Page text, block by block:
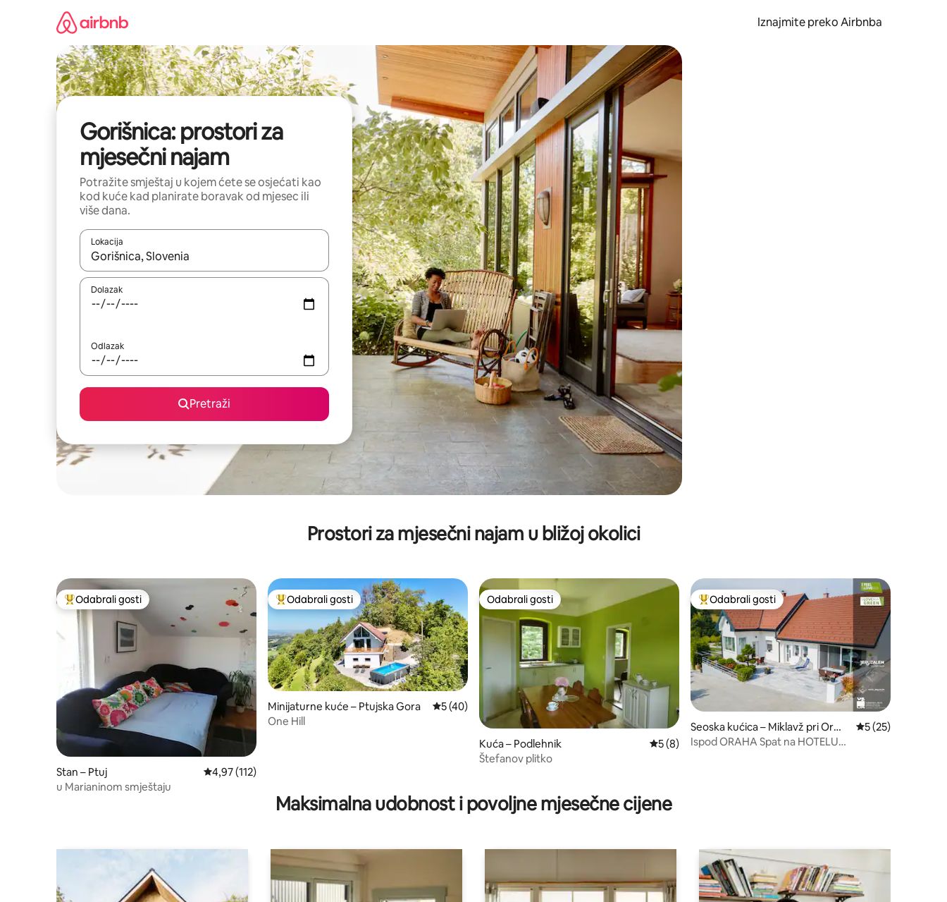
Iznajmite preko Airbnba
Gorišnica: prostori za
mjesečni najam
Potražite smještaj u kojem ćete se osjećati kao
kod kuće kad planirate boravak od mjesec ili
više dana.
Lokacija
Kada budu dostupni rezultati, moći ćete ih pregledati koristeći se strelicama prema gore i prema dolje, kao i dodirom ili prelaskom prstom po zaslonu.
Dolazak
Odlazak
Pretraži
Prostori za mjesečni najam u bližoj okolici
Među najviše rangiranima s oznakom „Odabrali gosti”
Odabrali gosti
Stan – Ptuj Prosječna ocjena: 4,97/5, recenzija: 112
4,97 (112)
u Marianinom smještaju
Među najviše rangiranima s oznakom „Odabrali gosti”
Odabrali gosti
Minijaturne kuće – Ptujska Gora Prosječna ocjena: 5/5, recenzija: 40
5 (40)
One Hill
Odabrali gosti
Odabrali gosti
Kuća – Podlehnik Prosječna ocjena: 5/5, recenzija: 8
5 (8)
Štefanov plitko
Među najviše rangiranima s oznakom „Odabrali gosti”
Odabrali gosti
Seoska kućica – Miklavž pri Ormo
žu
Prosječna ocjena:
5 (25)
Ispod ORAHA Spat na HOTELU
Maksimalna udobnost i povoljne mjesečne cijene